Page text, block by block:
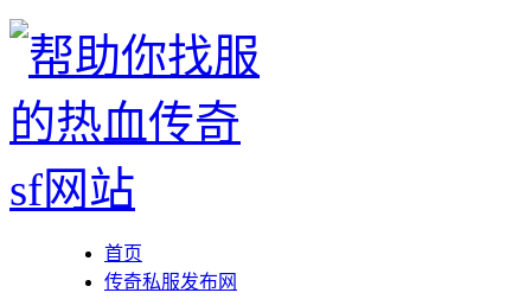
首页
传奇私服发布网